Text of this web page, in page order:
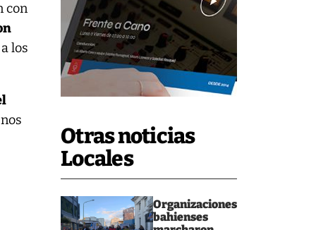
Otras noticias
Locales
Organizaciones
bahienses
con
los